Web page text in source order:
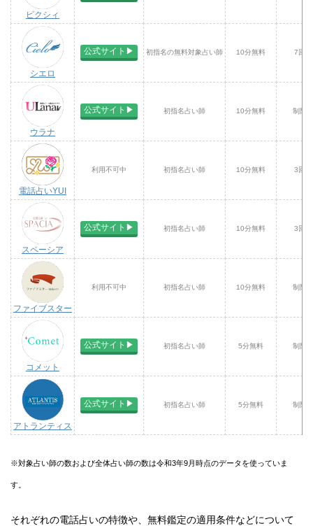
ピクシィ
シエロ
公式サイト▶︎ 初指名の無料対象占い師 10分無料 7回
ウラナ
公式サイト▶︎ 初指名占い師 10分無料 制限
電話占いYUI
利用不可中 初指名占い師 10分無料 3回
スペーシア
公式サイト▶︎ 初指名占い師 10分無料 3回
ファイブスター
利用不可中 初指名占い師 10分無料 制限
コメット
公式サイト▶︎ 初指名占い師 5分無料 制限
アトランティス
公式サイト▶︎ 初指名占い師 5分無料 制限
※対象占い師の数および全体占い師の数は令和3年9月時点のデータを使っていま
す。
それぞれの電話占いの特徴や、無料鑑定の適用条件などについて